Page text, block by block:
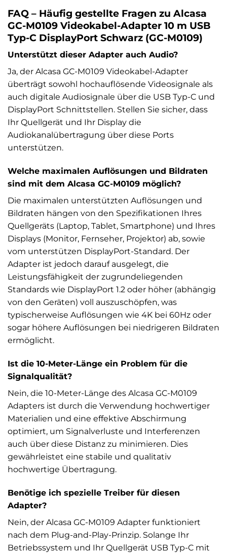
FAQ – Häufig gestellte Fragen zu Alcasa
GC-M0109 Videokabel-Adapter 10 m USB
Typ-C DisplayPort Schwarz (GC-M0109)
Unterstützt dieser Adapter auch Audio?
Ja, der Alcasa GC-M0109 Videokabel-Adapter
überträgt sowohl hochauflösende Videosignale als
auch digitale Audiosignale über die USB Typ-C und
DisplayPort Schnittstellen. Stellen Sie sicher, dass
Ihr Quellgerät und Ihr Display die
Audiokanalübertragung über diese Ports
unterstützen.
Welche maximalen Auflösungen und Bildraten
sind mit dem Alcasa GC-M0109 möglich?
Die maximalen unterstützten Auflösungen und
Bildraten hängen von den Spezifikationen Ihres
Quellgeräts (Laptop, Tablet, Smartphone) und Ihres
Displays (Monitor, Fernseher, Projektor) ab, sowie
vom unterstützen DisplayPort-Standard. Der
Adapter ist jedoch darauf ausgelegt, die
Leistungsfähigkeit der zugrundeliegenden
Standards wie DisplayPort 1.2 oder höher (abhängig
von den Geräten) voll auszuschöpfen, was
typischerweise Auflösungen wie 4K bei 60Hz oder
sogar höhere Auflösungen bei niedrigeren Bildraten
ermöglicht.
Ist die 10-Meter-Länge ein Problem für die
Signalqualität?
Nein, die 10-Meter-Länge des Alcasa GC-M0109
Adapters ist durch die Verwendung hochwertiger
Materialien und eine effektive Abschirmung
optimiert, um Signalverluste und Interferenzen
auch über diese Distanz zu minimieren. Dies
gewährleistet eine stabile und qualitativ
hochwertige Übertragung.
Benötige ich spezielle Treiber für diesen
Adapter?
Nein, der Alcasa GC-M0109 Adapter funktioniert
nach dem Plug-and-Play-Prinzip. Solange Ihr
Betriebssystem und Ihr Quellgerät USB Typ-C mit